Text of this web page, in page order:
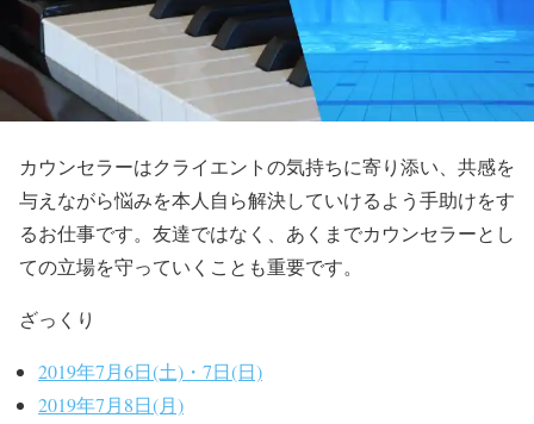
カウンセラーはクライエントの気持ちに寄り添い、共感を
与えながら悩みを本人自ら解決していけるよう手助けをす
るお仕事です。友達ではなく、あくまでカウンセラーとし
ての立場を守っていくことも重要です。
ざっくり
2019年7月6日(土)・7日(日)
2019年7月8日(月)